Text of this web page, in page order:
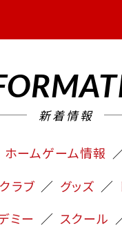
新着情報
ホームゲーム情報
ラブ
グッズ
ミー
スクール